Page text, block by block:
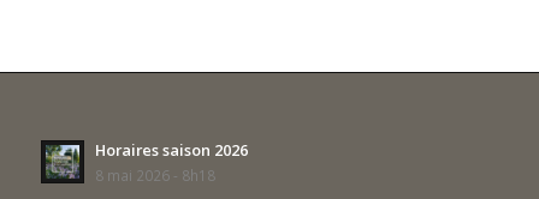
Horaires saison 2026
8 mai 2026 - 8h18